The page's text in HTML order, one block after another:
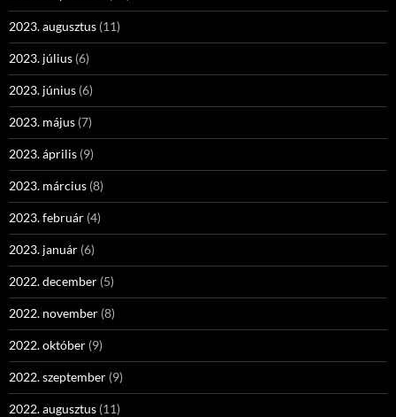
2023. augusztus (11)
2023. július (6)
2023. június (6)
2023. május (7)
2023. április (9)
2023. március (8)
2023. február (4)
2023. január (6)
2022. december (5)
2022. november (8)
2022. október (9)
2022. szeptember (9)
2022. augusztus (11)